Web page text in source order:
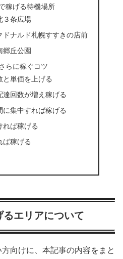
稼げる待機場所
３条広場
ドナルド札幌すすきの店前
郷丘公園
らに稼ぐコツ
と単価を上げる
達回数が増え稼げる
に集中すれば稼げる
れば稼げる
ば稼げる
るエリアについて
向けに、本記事の内容をまと